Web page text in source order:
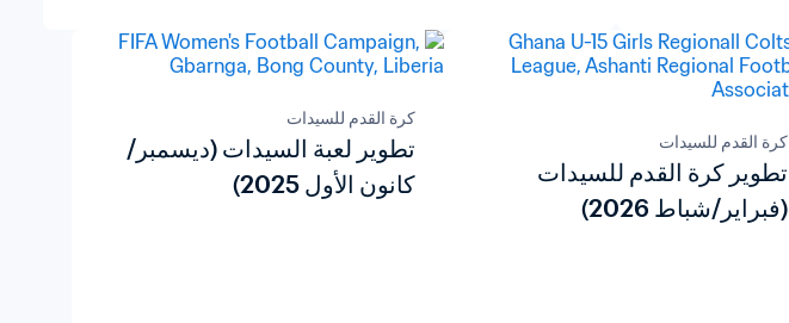
كرة القدم للسيدات
تطوير كرة القدم للسيدات
(فبراير/شباط 2026)
كرة القدم للسيدات
تطوير لعبة السيدات (ديسمبر/
كانون الأول 2025)